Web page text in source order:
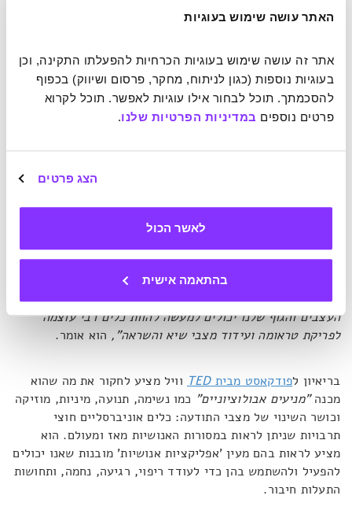
האתר עושה שימוש בעוגיות
פרטים נוספים במדיניות הפרטיות שלנו.
הצג פרטים
לאשר הכול
בהתאמה אישית
יותר ואפקטיבי יותר, בזמן שהדברים מתפוררים מסביב".
תשובה כזו עשויה בשלב זה להישמע דמיונית, אך וויל מסביר
שהיא יותר פשוטה ממה שנדמה לנו. למעשה, פתרונות כאלה כבר
לדברי וויל, אם אנחנו רוצים למצוא פתרונות אפקטיביים
שזמינים לכולנו, כדאי להתחיל במה שכבר נמצא בארגז הכלים
האנושי שלנו: ה"טכנולוגיות", משמע, הנוירולוגיות והפיזיולוגיות
שמאפשרות את היכולות הפסיכולוגיות והחברתיות שלנו."מערכת
העצבים והגוף שלנו יכולים למעשה להוות כלים רבי עוצמה
לפריקת טראומה ועידוד מצבי שיא והשראה", הוא אומר.
בריאיון לפודקאסט מביתTED וויל מציע לחקור את מה שהוא
מכנה"מניעים אבולוציוניים" כמו נשימה, תנועה, מיניות, מוזיקה
וכושר השינוי של מצבי התודעה: כלים אוניברסליים חוצי
תרבויות שניתן לראות במסורות האנושיות מאז ומעולם. הוא
מציע לראות בהם מעין 'אפליקציות אנושיות' מובנות שאנו יכולים
להפעיל ולהשתמש בהן כדי לעודד ריפוי, רגיעה, נחמה, ותחושות
התעלות חיבור.